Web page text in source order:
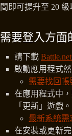
間即可提升至 20 級
需要登入方面
請下載
啟動應用程式
需要找回帳
在應用程式中
「更新」遊戲。
最新系統需
在安裝或更新